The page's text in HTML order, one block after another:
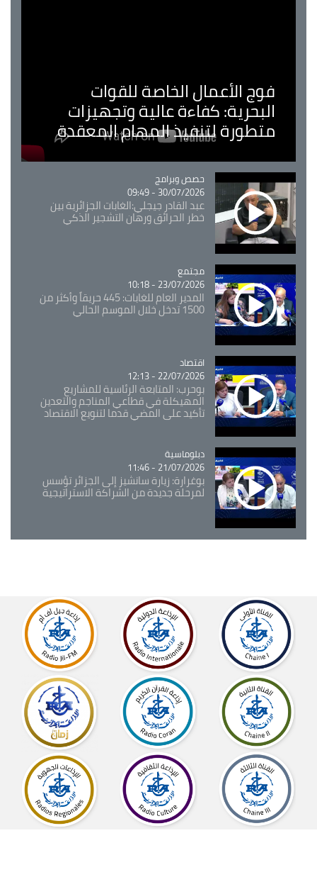
فوج الأعمال الخاصة للقوات
البحرية: كفاءة عالية وتجهيزات
متطورة لتنفيذ المهام المعقدة
Catégorie
حصص وبرامج
30/07/2026 - 09:49
عبد القادر جيجلي:الغابات الجزائرية بين
خطر الحرائق ورهان التشجير الذكي
Catégorie
مجتمع
23/07/2026 - 10:18
المدير العام للغابات: 445 حريقاً وأكثر من
1500 تدخل خلال الموسم الحالي
Catégorie
اقتصاد
22/07/2026 - 12:13
بوحرب: المتابعة الرئاسية للمشاريع
المهيكلة في قطاعي المناجم والتعدين
تأكيد على المضي قدما لتنويع الاقتصاد
Catégorie
دبلوماسية
21/07/2026 - 11:46
بوغرارة: زيارة سانشيز إلى الجزائر تؤسس
لمرحلة جديدة من الشراكة الاستراتيجية